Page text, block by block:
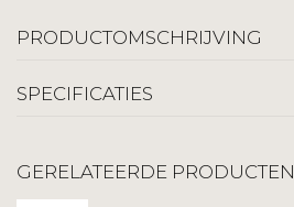
PRODUCTOMSCHRIJVING
SPECIFICATIES
GERELATEERDE PRODUCTEN